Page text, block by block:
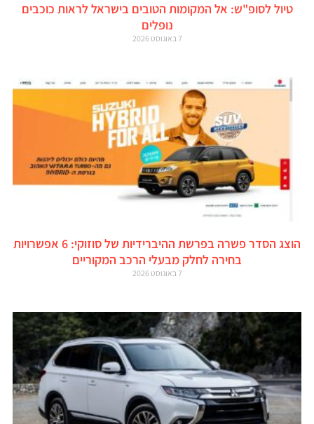
טיול לסופ"ש: אל המקומות הטובים בישראל לראות כוכבים
נופלים
7 באוגוסט 2026
הוצג הסדר פשרה בפרשת ההיברידיות של סוזוקי: 6 אפשרויות
בחירה לחלק מבעלי הרכב המקוריים
7 באוגוסט 2026